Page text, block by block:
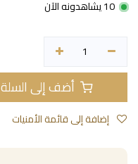
10 يشاهدونه الآن
أضف إلى السلة